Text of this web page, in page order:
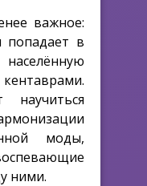
важное:
попадает в
моды,
ними.